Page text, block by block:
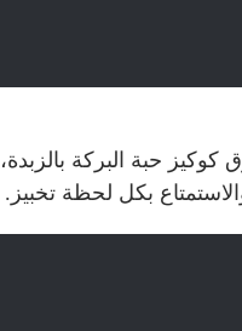
حبة البركة
بكل لحظة تخبيز.